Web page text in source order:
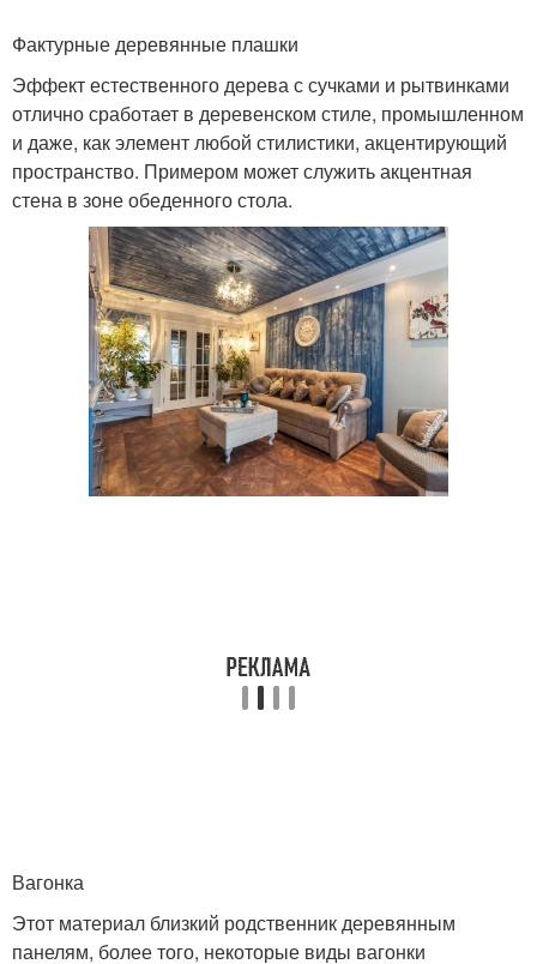
Фактурные деревянные плашки
Эффект естественного дерева с сучками и рытвинками
отлично сработает в деревенском стиле, промышленном
и даже, как элемент любой стилистики, акцентирующий
пространство. Примером может служить акцентная
стена в зоне обеденного стола.
Вагонка
Этот материал близкий родственник деревянным
панелям, более того, некоторые виды вагонки